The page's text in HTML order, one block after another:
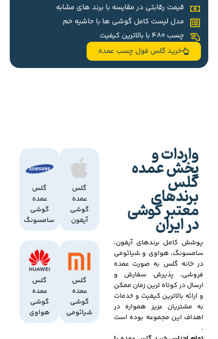
قیمت رقابتی در مقایسه با برند های مشابه
مدل لیست کامل گوشی ها با حاشیه خم
چسب 480 با بالاترین کیفیت
خرید گلس فول چسب عمده
واردات و
پخش عمده
گلس
برندهای
معتبر گوشی
در ایران
پوشش کامل برندهای آیفون،
سامسونگ، هواوی و شیائومی
در خانه گلس به صورت عمده
فروشی، پذیرش سفارش و
ارسال در کوتاه ترین زمان ممکن
و ارائه بالاترین کیفیت و خدمات
به مشتریان عزیز همواره در
اهداف این مجموعه بوده است
.
گلس
عمده
گوشی
آیفون
گلس
عمده
گوشی
سامسونگ
گلس
عمده
گوشی
شیائومی
گلس
عمده
گوشی
هواوی